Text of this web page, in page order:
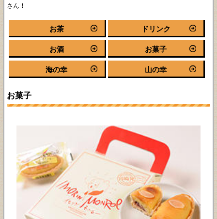
さん！
お茶 ドリンク
お酒 お菓子
海の幸 山の幸
お菓子